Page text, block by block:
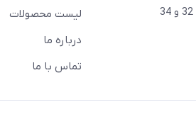
لیست محصولات
درباره ما
تماس با ما